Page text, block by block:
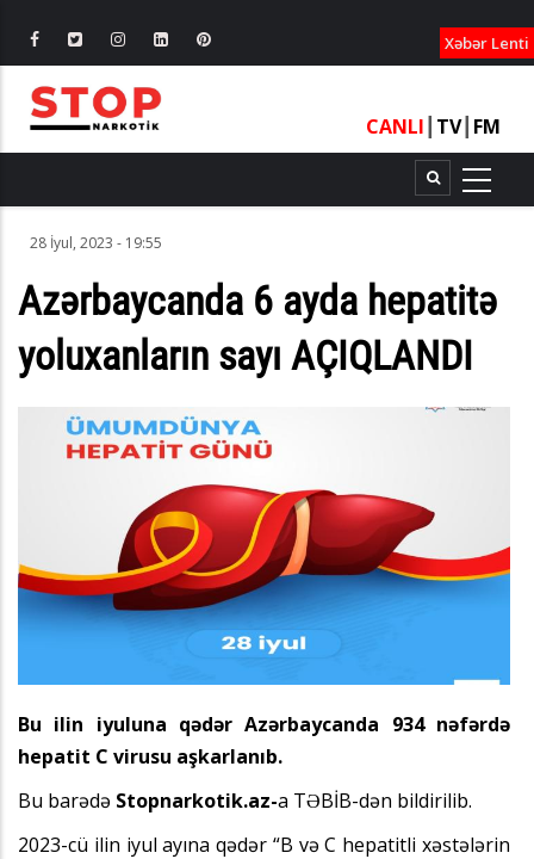
Xəbər Lenti
CANLI TV┃ FM
28 İyul, 2023 - 19:55
Azərbaycanda 6 ayda hepatitə
yoluxanların sayı AÇIQLANDI
Bu ilin iyuluna qədər Azərbaycanda 934 nəfərdə
hepatit C virusu aşkarlanıb.
Bu barədə Stopnarkotik.az-a TƏBİB-dən bildirilib.
2023-cü ilin iyul ayına qədər “B və C hepatitli xəstələrin